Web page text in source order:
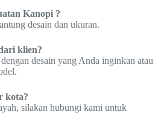
Kanopi ?
desain dan ukuran.
klien?
desain yang Anda inginkan atau
kota?
silakan hubungi kami untuk